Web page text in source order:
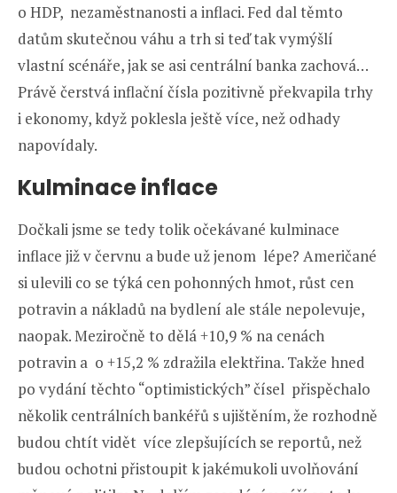
o HDP, nezaměstnanosti a inflaci. Fed dal těmto
datům skutečnou váhu a trh si teď tak vymýšlí
vlastní scénáře, jak se asi centrální banka zachová…
Právě čerstvá inflační čísla pozitivně překvapila trhy
i ekonomy, když poklesla ještě více, než odhady
napovídaly.
Kulminace inflace
Dočkali jsme se tedy tolik očekávané kulminace
inflace již v červnu a bude už jenom lépe? Američané
si ulevili co se týká cen pohonných hmot, růst cen
potravin a nákladů na bydlení ale stále nepolevuje,
naopak. Meziročně to dělá +10,9 % na cenách
potravin a o +15,2 % zdražila elektřina. Takže hned
po vydání těchto “optimistických” čísel přispěchalo
několik centrálních bankéřů s ujištěním, že rozhodně
budou chtít vidět více zlepšujících se reportů, než
budou ochotni přistoupit k jakémukoli uvolňování